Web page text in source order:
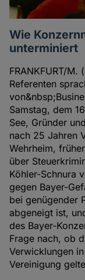
Wie
unterminiert
FRANKFURT/M.
Referenten
Samstag, dem
See, Gründer
nach 25 Jahren
Wehrheim,
über
Köhler-Schnura
gegen Bayer-
bei genügender
abgeneigt ist,
des Bayer-
Frage nach, ob
Verwicklungen
Vereinigung